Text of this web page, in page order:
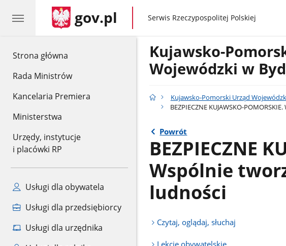
Strona główna
Rada Ministrów
Kancelaria Premiera
Ministerstwa
Urzędy, instytucje
i placówki RP
Usługi dla obywatela
Usługi dla przedsiębiorcy
Usługi dla urzędnika
gov.pl gov.pl
Serwis Rzeczypospolitej Polskiej
Kujawsko-
Wojewódzki w
Kujawsko-Pomorski Urząd
BEZPIECZNE KUJAWSKO-
Powrót
BEZPIECZNE
Wspólnie
ludności
Czytaj, oglądaj, słuchaj
Lekcje obywatelskie